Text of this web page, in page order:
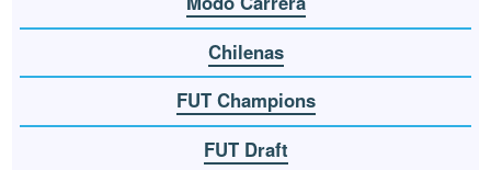
Chilenas
FUT Champions
FUT Draft